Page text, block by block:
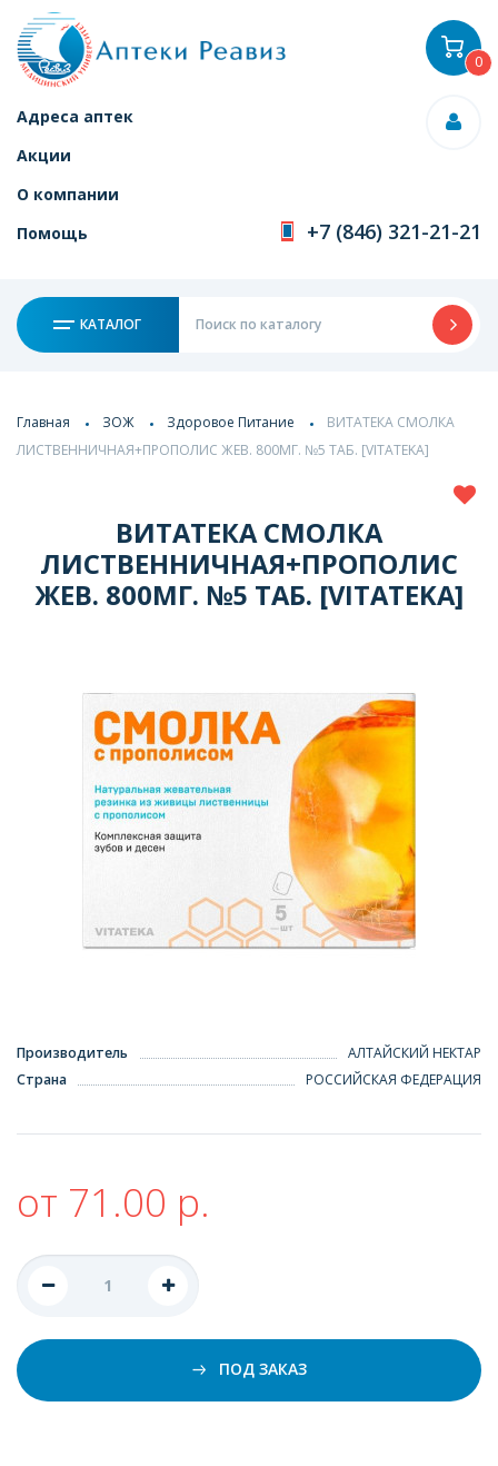
Адреса аптек
Акции
О компании
Помощь
+7 (846) 321-21-21
КАТАЛОГ
0
Главная ЗОЖ Здоровое Питание
ВИТАТЕКА СМОЛКА
ЛИСТВЕННИЧНАЯ+ПРОПОЛИС ЖЕВ. 800МГ. №5 ТАБ. [VITATEKA]
ВИТАТЕКА СМОЛКА
ЛИСТВЕННИЧНАЯ+ПРОПОЛИС
ЖЕВ. 800МГ. №5 ТАБ. [VITATEKA]
Производитель
АЛТАЙСКИЙ НЕКТАР
Страна
РОССИЙСКАЯ ФЕДЕРАЦИЯ
от 71.00 р.
ПОД ЗАКАЗ